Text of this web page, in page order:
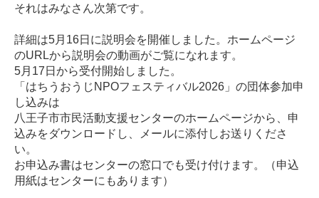
それはみなさん次第です。
詳細は5月16日に説明会を開催しました。ホームページ
のURLから説明会の動画がご覧になれます。
5月17日から受付開始しました。
「はちうおうじNPOフェスティバル2026」の団体参加申
し込みは
八王子市市民活動支援センターのホームページから、申
込みをダウンロードし、メールに添付しお送りくださ
い。
お申込み書はセンターの窓口でも受け付けます。（申込
用紙はセンターにもあります）